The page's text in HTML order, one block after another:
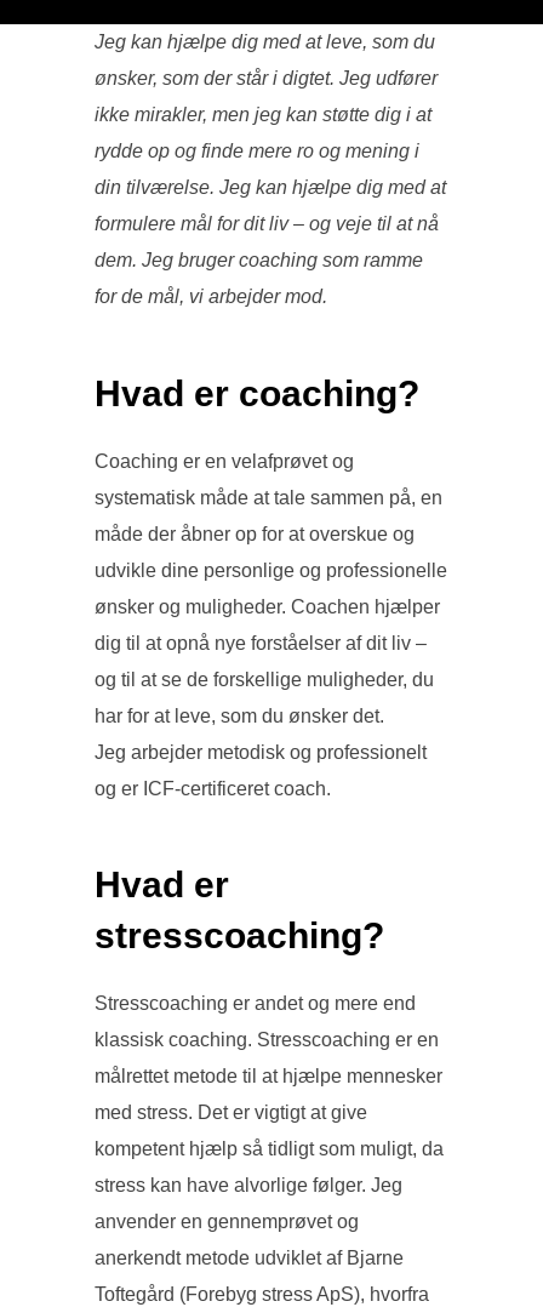
ned
til
indhold
Jeg kan hjælpe dig med at leve, som du
ønsker, som der står i digtet. Jeg udfører
ikke mirakler, men jeg kan støtte dig i at
rydde op og finde mere ro og mening i
din tilværelse. Jeg kan hjælpe dig med at
formulere mål for dit liv – og veje til at nå
dem. Jeg bruger coaching som ramme
for de mål, vi arbejder mod.
Hvad er coaching?
Coaching er en velafprøvet og
systematisk måde at tale sammen på, en
måde der åbner op for at overskue og
udvikle dine personlige og professionelle
ønsker og muligheder. Coachen hjælper
dig til at opnå nye forståelser af dit liv –
og til at se de forskellige muligheder, du
har for at leve, som du ønsker det.
Jeg arbejder metodisk og professionelt
og er ICF-certificeret coach.
Hvad er
stresscoaching?
Stresscoaching er andet og mere end
klassisk coaching. Stresscoaching er en
målrettet metode til at hjælpe mennesker
med stress. Det er vigtigt at give
kompetent hjælp så tidligt som muligt, da
stress kan have alvorlige følger. Jeg
anvender en gennemprøvet og
anerkendt metode udviklet af Bjarne
Toftegård (Forebyg stress ApS), hvorfra